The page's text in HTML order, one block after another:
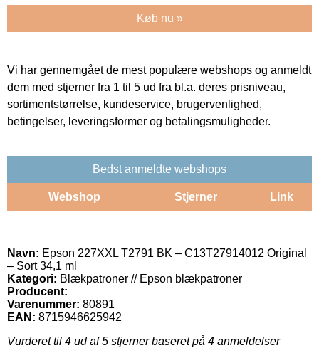
Køb nu »
Vi har gennemgået de mest populære webshops og anmeldt
dem med stjerner fra 1 til 5 ud fra bl.a. deres prisniveau,
sortimentstørrelse, kundeservice, brugervenlighed,
betingelser, leveringsformer og betalingsmuligheder.
Bedst anmeldte webshops
Webshop Stjerner Link
Navn: Epson 227XXL T2791 BK – C13T27914012 Original
– Sort 34,1 ml
Kategori: Blækpatroner // Epson blækpatroner
Producent:
Varenummer: 80891
EAN: 8715946625942
Vurderet til 4 ud af 5 stjerner baseret på 4 anmeldelser